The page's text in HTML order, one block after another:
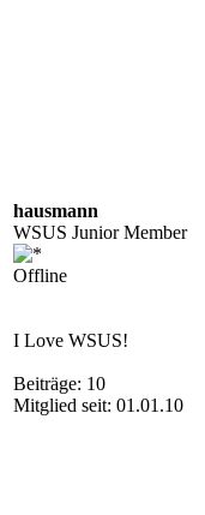
hausmann
WSUS Junior Member
Offline
I Love WSUS!
Beiträge: 10
Mitglied seit: 01.01.10